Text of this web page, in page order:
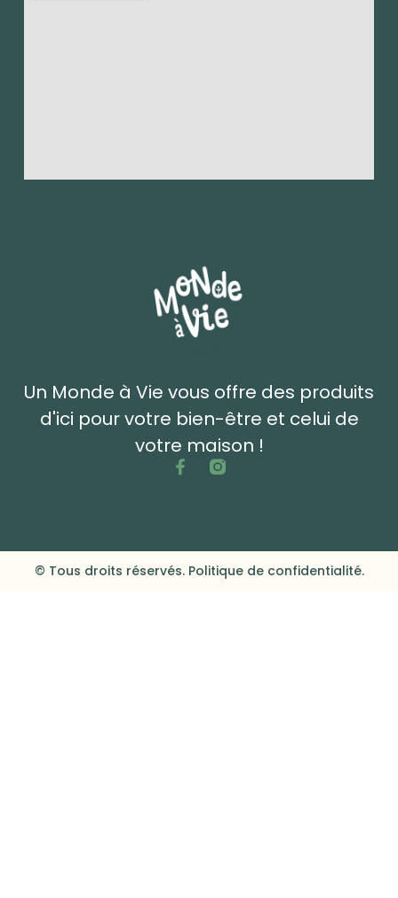
Un Monde à Vie vous offre des produits
d'ici pour votre bien-être et celui de
votre maison !
© Tous droits réservés. Politique de confidentialité.